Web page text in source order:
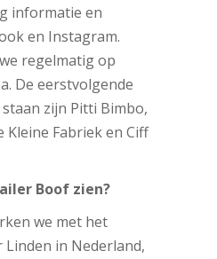
informatie en
en Instagram.
regelmatig op
De eerstvolgende
zijn Pitti Bimbo,
Kleine Fabriek en Ciff
Boof zien?
we met het
in Nederland,